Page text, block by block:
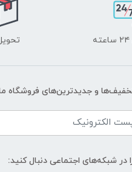
و جدیدترین‌های فروشگاه
در شبکه‌های اجتماعی دنبال کنید: